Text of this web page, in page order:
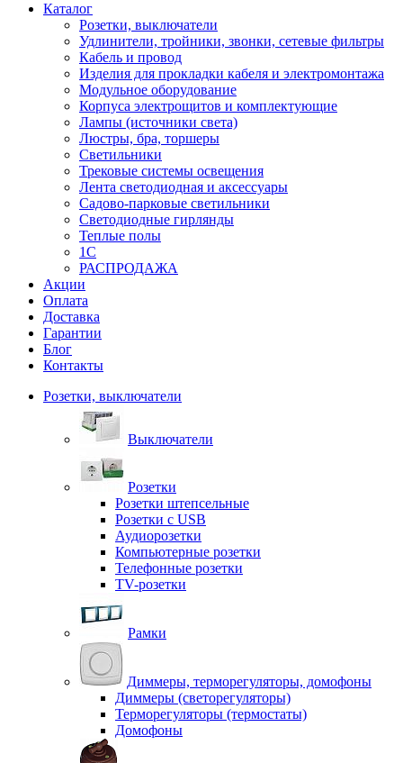
Каталог
Розетки, выключатели
Удлинители, тройники, звонки, сетевые фильтры
Кабель и провод
Изделия для прокладки кабеля и электромонтажа
Модульное оборудование
Корпуса электрощитов и комплектующие
Лампы (источники света)
Люстры, бра, торшеры
Светильники
Трековые системы освещения
Лента светодиодная и аксессуары
Садово-парковые светильники
Светодиодные гирлянды
Теплые полы
1С
РАСПРОДАЖА
Акции
Оплата
Доставка
Гарантии
Блог
Контакты
Розетки, выключатели
Выключатели
Розетки
Розетки штепсельные
Розетки с USB
Аудиорозетки
Компьютерные розетки
Телефонные розетки
TV-розетки
Рамки
Диммеры, терморегуляторы, домофоны
Диммеры (светорегуляторы)
Терморегуляторы (термостаты)
Домофоны